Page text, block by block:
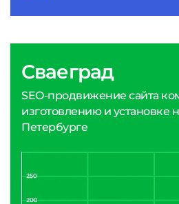
Сваеград
SEO-продвижение сайта
изготовлению и установке
Петербурге